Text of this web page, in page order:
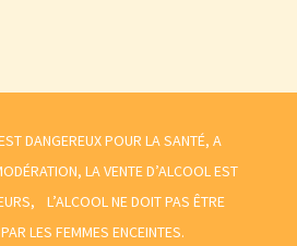
DANGEREUX POUR LA SANTÉ, A
LA VENTE D’ALCOOL EST
L’ALCOOL NE DOIT PAS ÊTRE
LES FEMMES ENCEINTES.